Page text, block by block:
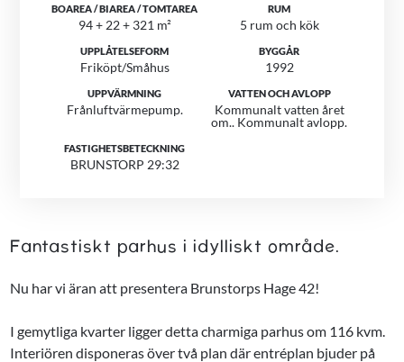
BOAREA / BIAREA / TOMTAREA
94 + 22 + 321 m²
RUM
5 rum och kök
UPPLÅTELSEFORM
Friköpt/Småhus
BYGGÅR
1992
UPPVÄRMNING
Frånluftvärmepump.
VATTEN OCH AVLOPP
Kommunalt vatten året
om.. Kommunalt avlopp.
FASTIGHETSBETECKNING
BRUNSTORP 29:32
Fantastiskt parhus i idylliskt område.
Nu har vi äran att presentera Brunstorps Hage 42!
I gemytliga kvarter ligger detta charmiga parhus om 116 kvm.
Interiören disponeras över två plan där entréplan bjuder på